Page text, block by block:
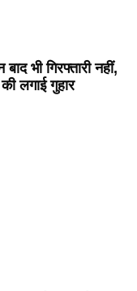
भी गिरफ्तारी नहीं,
लगाई गुहार